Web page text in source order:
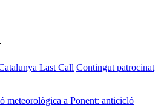
Last Call Contingut patrocinat